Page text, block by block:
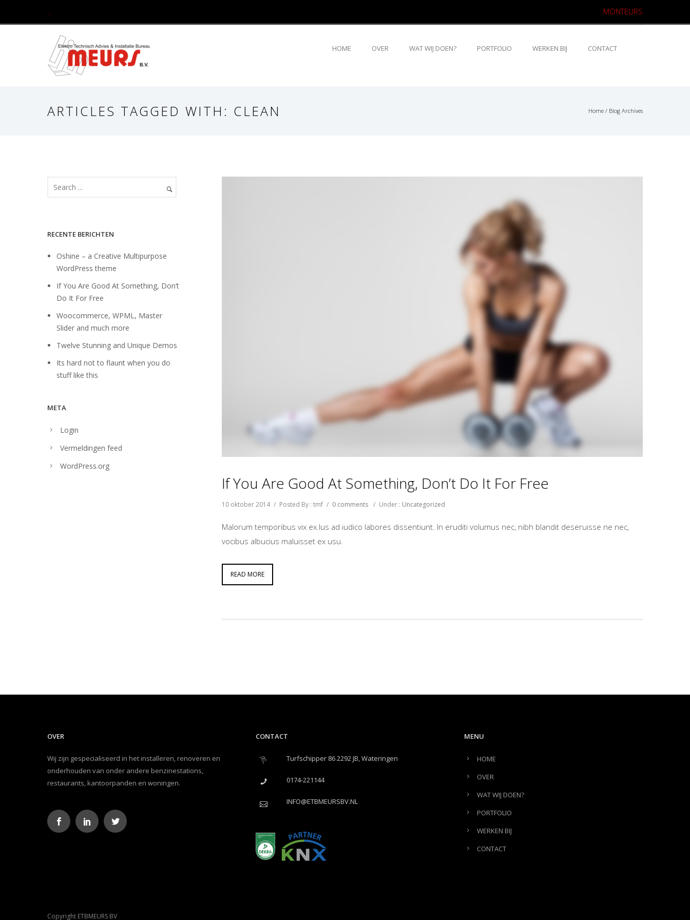
.. MONTEURS
HOME OVER WAT WIJ DOEN? PORTFOLIO WERKEN BIJ CONTACT
ARTICLES TAGGED WITH: CLEAN Home / Blog Archives
If You Are Good At Something, Don’t Do It For Free
10 oktober 2014 / Posted By : tmf / 0 comments / Under : Uncategorized
Malorum temporibus vix ex.Ius ad iudico labores dissentiunt. In eruditi volumus nec, nibh blandit deseruisse ne nec,
vocibus albucius maluisset ex usu.
READ MORE
RECENTE BERICHTEN
Oshine – a Creative Multipurpose
WordPress theme
If You Are Good At Something, Don’t
Do It For Free
Woocommerce, WPML, Master
Slider and much more
Twelve Stunning and Unique Demos
Its hard not to flaunt when you do
stuff like this
META
Login
Vermeldingen feed
WordPress.org
OVER
Wij zijn gespecialiseerd in het installeren, renoveren en
onderhouden van onder andere benzinestations,
restaurants, kantoorpanden en woningen.
CONTACT
Turfschipper 86 2292 JB, Wateringen
0174-221144
INFO@ETBMEURSBV.NL
MENU
HOME
OVER
WAT WIJ DOEN?
PORTFOLIO
WERKEN BIJ
CONTACT
Copyright ETBMEURS BV